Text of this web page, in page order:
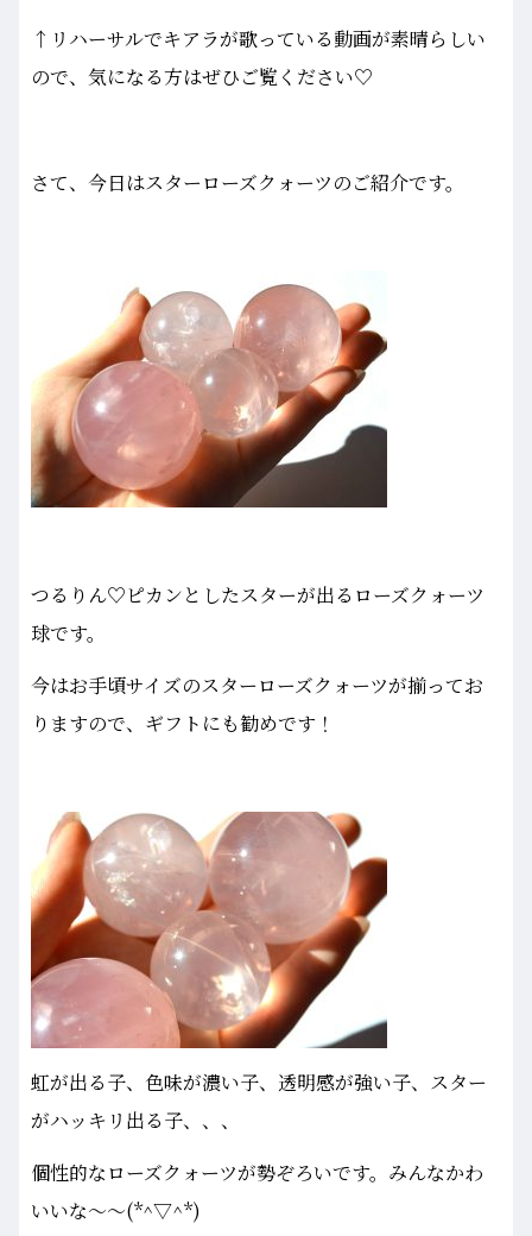
↑リハーサルでキアラが歌っている動画が素晴らしい
ので、気になる方はぜひご覧ください♡
さて、今日はスターローズクォーツのご紹介です。
つるりん♡ピカンとしたスターが出るローズクォーツ
球です。
今はお手頃サイズのスターローズクォーツが揃ってお
りますので、ギフトにも勧めです！
虹が出る子、色味が濃い子、透明感が強い子、スター
がハッキリ出る子、、、
個性的なローズクォーツが勢ぞろいです。みんなかわ
いいな～～(*^▽^*)